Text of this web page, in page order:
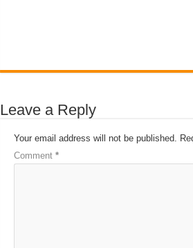
Leave a Reply
Your email address will not be published.
Comment *